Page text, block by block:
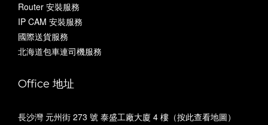
Router 安裝服務
IP CAM 安裝服務
國際送貨服務
北海道包車連司機服務
Office 地址
長沙灣 元州街 273 號 泰盛工廠大廈 4 樓（按此查看地圖）